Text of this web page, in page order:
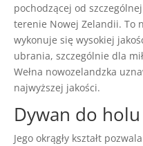
pochodzącej od
terenie Nowej Zelandii. To
wykonuje się wysokiej
ubrania, szczególnie dla
Wełna nowozelandzka
najwyższej jakości.
Dywan do
Jego okrągły kształt